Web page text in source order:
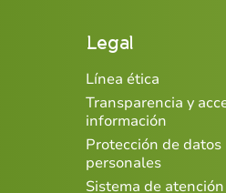
Legal
Línea ética
Transparencia y
información
Protección de datos
personales
Sistema de